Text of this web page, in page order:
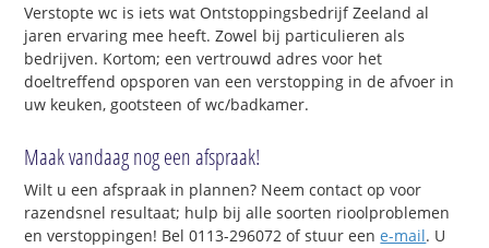
Verstopte wc is iets wat Ontstoppingsbedrijf Zeeland al
jaren ervaring mee heeft. Zowel bij particulieren als
bedrijven. Kortom; een vertrouwd adres voor het
doeltreffend opsporen van een verstopping in de afvoer in
uw keuken, gootsteen of wc/badkamer.
Maak vandaag nog een afspraak!
Wilt u een afspraak in plannen? Neem contact op voor
razendsnel resultaat; hulp bij alle soorten rioolproblemen
en verstoppingen! Bel 0113-296072 of stuur eene-mail. U